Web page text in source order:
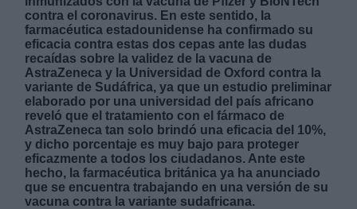
contra el coronavirus. En este sentido, la
farmacéutica estadounidense ha confirmado su
eficacia contra estas dos cepas ante las dudas
recaídas sobre la validez de la vacuna de
AstraZeneca y la Universidad de Oxford contra la
variante de Sudáfrica, ya que un estudio preliminar
elaborado por una universidad del país africano
reveló que el tratamiento con el fármaco de
AstraZeneca tan solo brindó una eficacia del 10%,
y dicho porcentaje es muy bajo para proteger
eficazmente a todos los ciudadanos. Ante este
hecho, la farmacéutica británica ya ha anunciado
que se encuentra trabajando en una versión de su
vacuna contra la variante sudafricana.
link
Información adicional
link